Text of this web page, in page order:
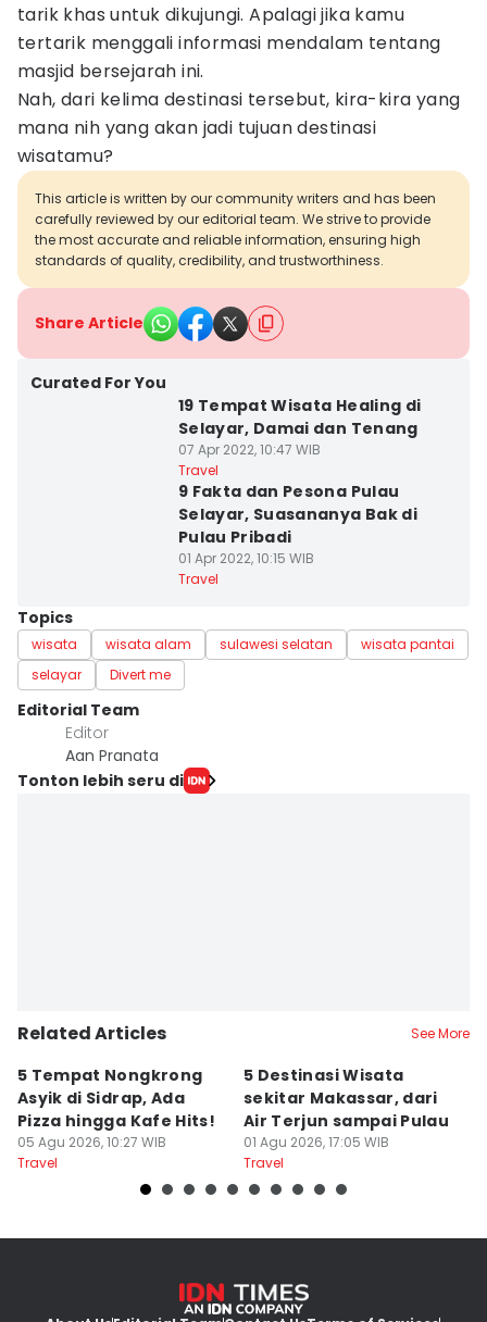
tarik khas untuk dikujungi. Apalagi jika kamu
tertarik menggali informasi mendalam tentang
masjid bersejarah ini.
Nah, dari kelima destinasi tersebut, kira-kira yang
mana nih yang akan jadi tujuan destinasi
wisatamu?
This article is written by our community writers and has been
carefully reviewed by our editorial team. We strive to provide
the most accurate and reliable information, ensuring high
standards of quality, credibility, and trustworthiness.
Share Article
Curated For You
19 Tempat Wisata Healing di
Selayar, Damai dan Tenang
07 Apr 2022, 10:47 WIB
Travel
9 Fakta dan Pesona Pulau
Selayar, Suasananya Bak di
Pulau Pribadi
01 Apr 2022, 10:15 WIB
Travel
Topics
wisata wisata alam sulawesi selatan
wisata pantai
selayar
Divert me
Editorial Team
Editor
Aan Pranata
Tonton lebih seru di
Related Articles See More
5 Tempat Nongkrong
Asyik di Sidrap, Ada
Pizza hingga Kafe Hits!
05 Agu 2026, 10:27 WIB
Travel
5 Destinasi Wisata
sekitar Makassar, dari
Air Terjun sampai Pulau
01 Agu 2026, 17:05 WIB
Travel